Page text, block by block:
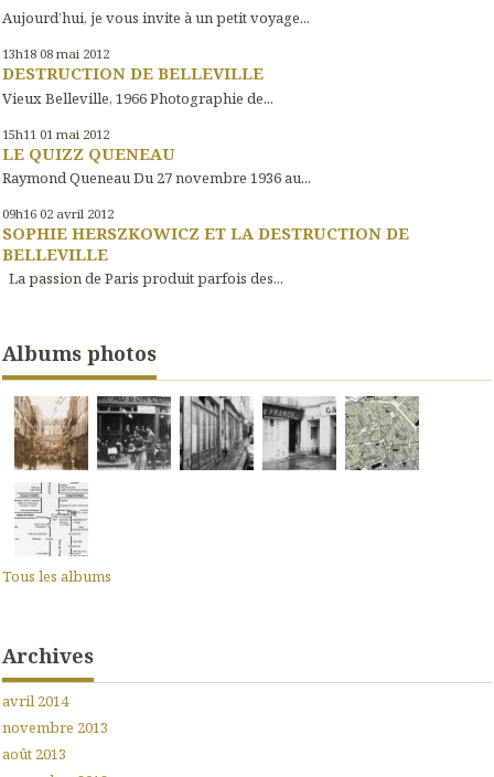
Aujourd’hui, je vous invite à un petit voyage...
13h18 08 mai 2012
DESTRUCTION DE BELLEVILLE
Vieux Belleville, 1966 Photographie de...
15h11 01 mai 2012
LE QUIZZ QUENEAU
Raymond Queneau Du 27 novembre 1936 au...
09h16 02 avril 2012
SOPHIE HERSZKOWICZ ET LA DESTRUCTION DE
BELLEVILLE
La passion de Paris produit parfois des...
Albums photos
Tous les albums
Archives
avril 2014
novembre 2013
août 2013